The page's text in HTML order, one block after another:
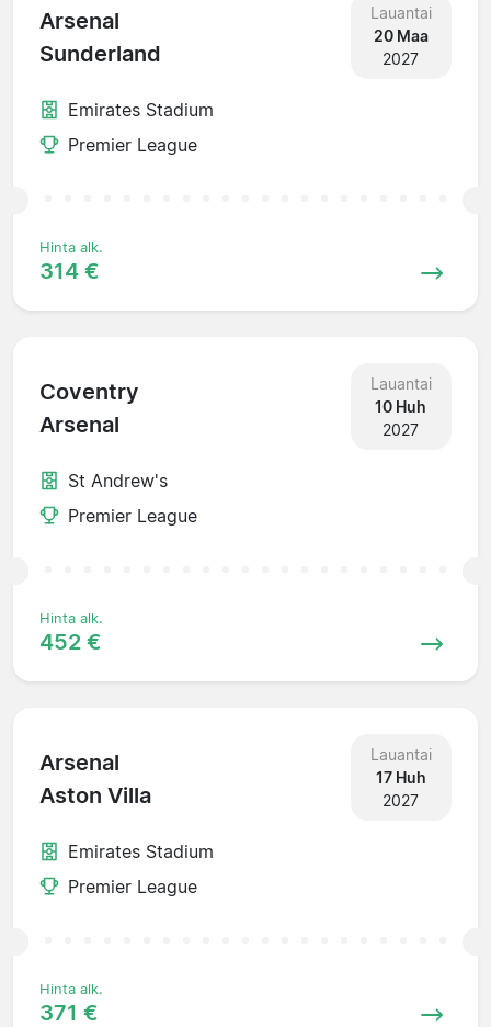
Arsenal
Sunderland
Lauantai
20 Maa
2027
Emirates Stadium
Premier League
Hinta alk.
314 €
Coventry
Arsenal
Lauantai
10 Huh
2027
St Andrew's
Premier League
Hinta alk.
452 €
Arsenal
Aston Villa
Lauantai
17 Huh
2027
Emirates Stadium
Premier League
Hinta alk.
371 €